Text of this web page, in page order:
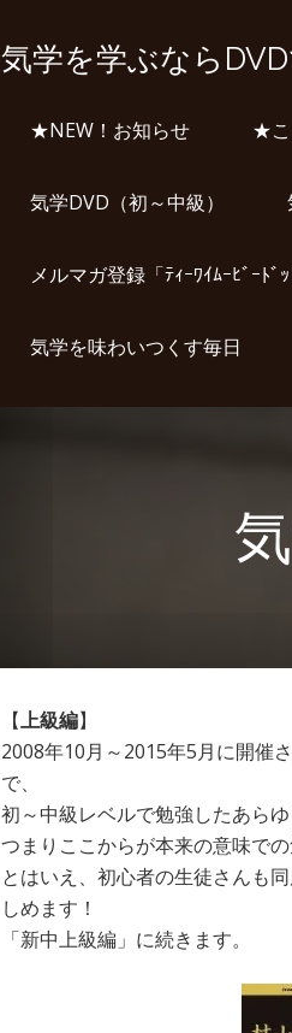
気学を学ぶならDVD
★NEW！お知らせ ★こ
気学DVD（初～中級）
メルマガ登録「ﾃｨｰﾜｲﾑｰﾋﾞｰﾄﾞ
気学を味わいつくす毎日
【上級編】
2008年10月～2015年5月に開催
で、
初～中級レベルで勉強したあら
つまりここからが本来の意味で
とはいえ、初心者の生徒さんも
しめます！
「新中上級編」に続きます。